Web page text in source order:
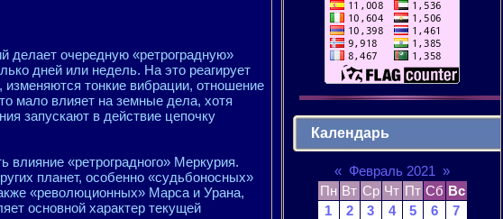
делает очередную «ретроградную»
дней или недель. На это реагирует
изменяются тонкие вибрации, отношение
мало влияет на земные дела, хотя
запускают в действие цепочку
влияние «ретроградного» Меркурия.
планет, особенно «судьбоносных»
«революционных» Марса и Урана,
основной характер текущей
Календарь
« Февраль 2021 »
Пн Вт Ср Чт Пт Сб Вс
1
2 3 4 5 6
7